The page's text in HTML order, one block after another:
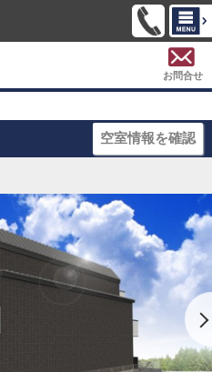
お問合せ
空室情報を確認